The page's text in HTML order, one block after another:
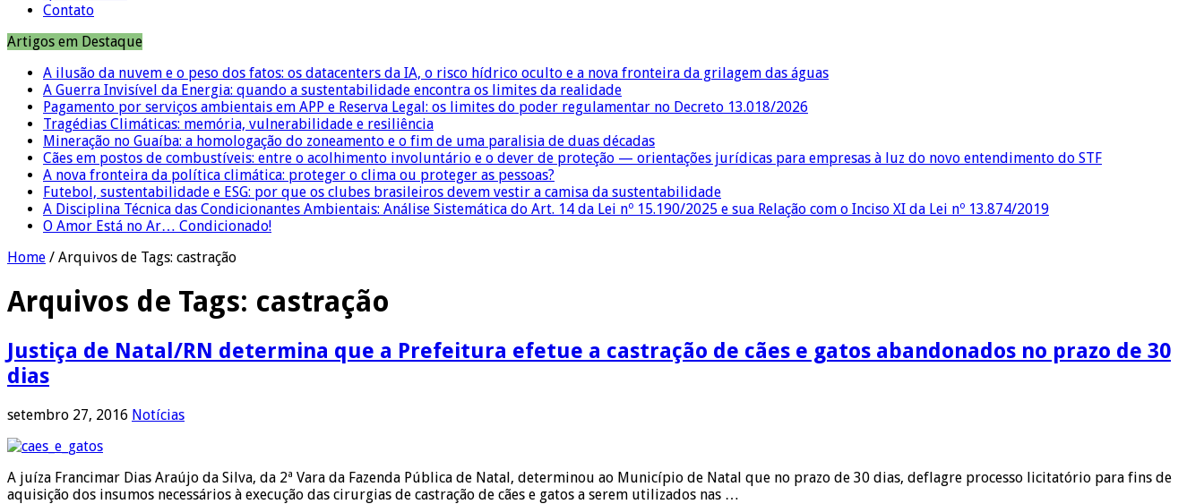
Contato
Artigos em Destaque
A ilusão da nuvem e o peso dos fatos: os datacenters da IA, o risco hídrico oculto e a nova fronteira da grilagem das águas
A Guerra Invisível da Energia: quando a sustentabilidade encontra os limites da realidade
Pagamento por serviços ambientais em APP e Reserva Legal: os limites do poder regulamentar no Decreto 13.018/2026
Tragédias Climáticas: memória, vulnerabilidade e resiliência
Mineração no Guaíba: a homologação do zoneamento e o fim de uma paralisia de duas décadas
Cães em postos de combustíveis: entre o acolhimento involuntário e o dever de proteção — orientações jurídicas para empresas à luz do novo entendimento do STF
A nova fronteira da política climática: proteger o clima ou proteger as pessoas?
Futebol, sustentabilidade e ESG: por que os clubes brasileiros devem vestir a camisa da sustentabilidade
A Disciplina Técnica das Condicionantes Ambientais: Análise Sistemática do Art. 14 da Lei nº 15.190/2025 e sua Relação com o Inciso XI da Lei nº 13.874/2019
O Amor Está no Ar… Condicionado!
Home / Arquivos de Tags: castração
Arquivos de Tags: castração
Justiça de Natal/RN determina que a Prefeitura efetue a castração de cães e gatos abandonados no prazo de 30
dias
setembro 27, 2016 Notícias
A juíza Francimar Dias Araújo da Silva, da 2ª Vara da Fazenda Pública de Natal, determinou ao Município de Natal que no prazo de 30 dias, deflagre processo licitatório para fins de
aquisição dos insumos necessários à execução das cirurgias de castração de cães e gatos a serem utilizados nas …